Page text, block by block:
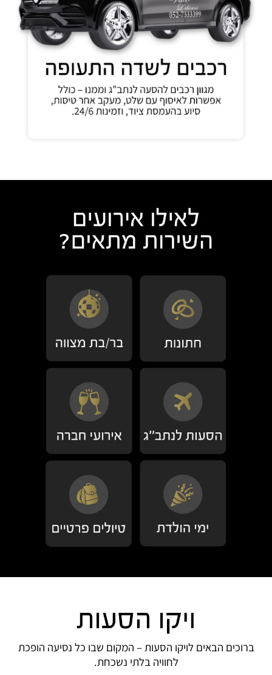
ברוכים הבאים לויקו הסעות – המקום שבו כל נסיעה הופכת
לחוויה בלתי נשכחת.